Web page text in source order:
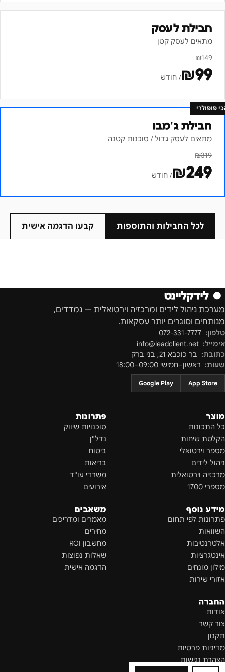
חבילת לעסק
מתאים לעסק קטן
₪149
₪99 / חודש
פופולרי
חבילת ג׳מבו
מתאים לעסק גדול / סוכנות קטנה
₪319
₪249 / חודש
לכל החבילות והתוספות קבעו הדגמה אישית
● לידקליינט
מערכת ניהול לידים ומרכזיה וירטואלית — נמדדים,
מנותחים וסוגרים יותר עסקאות.
טלפון: 072-331-7777
אימייל: info@leadclient.net
כתובת: בר כוכבא 21 , בני ברק
שעות: ראשון–חמישי 09:00–18:00
App Store
Google Play
מוצר
כל התכונות
הקלטת שיחות
מספר וירטואלי
ניהול לידים
מרכזיה וירטואלית
מספרי 1700
פתרונות
סוכנויות שיווק
נדל"ן
ביטוח
בריאות
משרדי עו"ד
אירועים
מידע נוסף
פתרונות לפי תחום
השוואות
אלטרנטיבות
אינטגרציות
מילון מונחים
אזורי שירות
משאבים
מאמרים ומדריכים
מחירים
מחשבון ROI
שאלות נפוצות
הדגמה אישית
החברה
אודות
צור קשר
תקנון
מדיניות פרטיות
הצהרת נגישות